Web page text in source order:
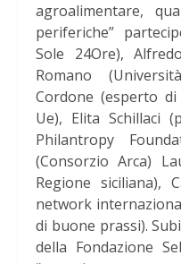
agroalimentare,
periferiche”
Sole 24Ore),
Romano
Cordone (esperto
Ue), Elita Schillaci
Philantropy
(Consorzio Arca)
Regione siciliana),
network
di buone prassi).
della Fondazione